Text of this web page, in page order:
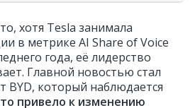
хотя Tesla занимала
в метрике AI Share of Voice
года, её лидерство
Главной новостью стал
BYD, который наблюдается
привело к изменению